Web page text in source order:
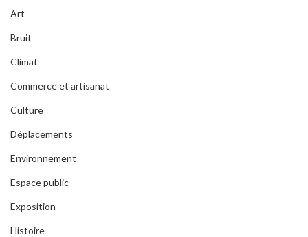
Art
Bruit
Climat
Commerce et artisanat
Culture
Déplacements
Environnement
Espace public
Exposition
Histoire